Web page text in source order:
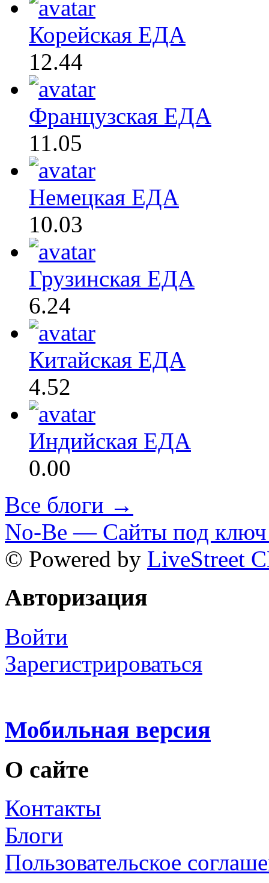
Корейская ЕДА
12.44
Французская ЕДА
11.05
Немецкая ЕДА
10.03
Грузинская ЕДА
6.24
Китайская ЕДА
4.52
Индийская ЕДА
0.00
Все блоги →
No-Be — Сайты под ключ
© Powered by LiveStreet
Авторизация
Войти
Зарегистрироваться
Мобильная версия
О сайте
Контакты
Блоги
Пользовательское